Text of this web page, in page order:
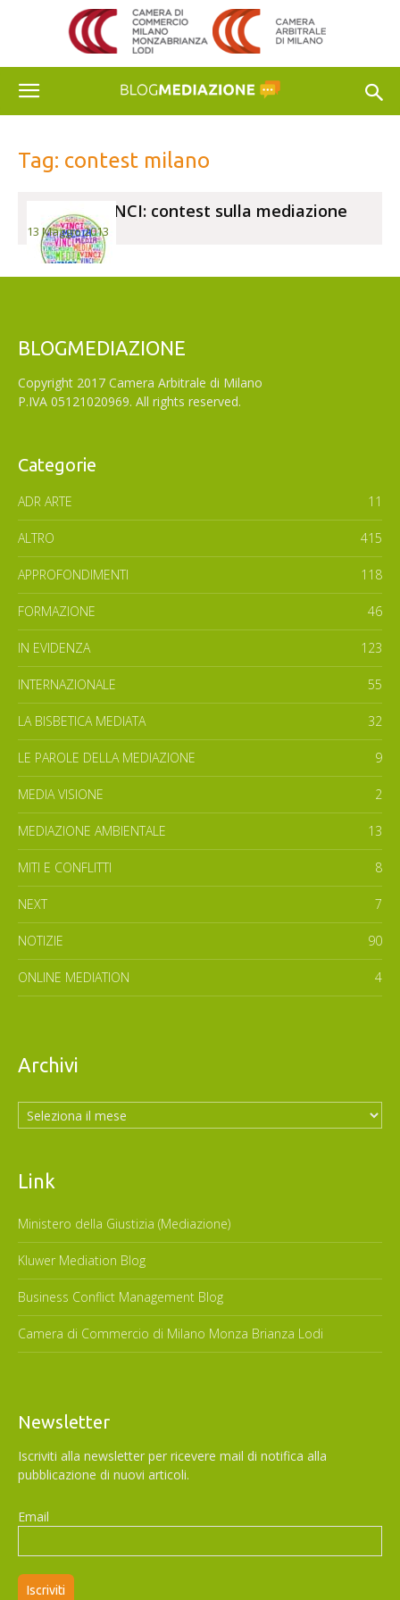
Tag: contest milano
MEDIA e VINCI: contest sulla mediazione
13 Maggio 2013
BLOGMEDIAZIONE
Copyright 2017 Camera Arbitrale di Milano
P.IVA 05121020969. All rights reserved.
Categorie
ADR ARTE 11
ALTRO 415
APPROFONDIMENTI 118
FORMAZIONE 46
IN EVIDENZA 123
INTERNAZIONALE 55
LA BISBETICA MEDIATA 32
LE PAROLE DELLA MEDIAZIONE 9
MEDIA VISIONE 2
MEDIAZIONE AMBIENTALE 13
MITI E CONFLITTI 8
NEXT 7
NOTIZIE 90
ONLINE MEDIATION 4
Archivi
Archivi
Link
Ministero della Giustizia (Mediazione)
Kluwer Mediation Blog
Business Conflict Management Blog
Camera di Commercio di Milano Monza Brianza Lodi
Newsletter
Iscriviti alla newsletter per ricevere mail di notifica alla
pubblicazione di nuovi articoli.
Email